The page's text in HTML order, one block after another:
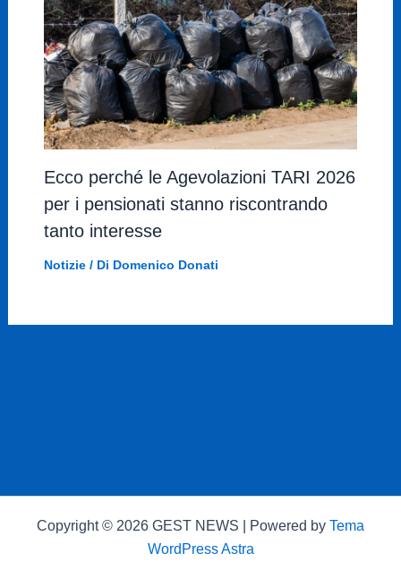
Ecco perché le Agevolazioni TARI 2026
per i pensionati stanno riscontrando
tanto interesse
Notizie/ Di Domenico Donati
Copyright © 2026 GEST NEWS | Powered by Tema
WordPress Astra